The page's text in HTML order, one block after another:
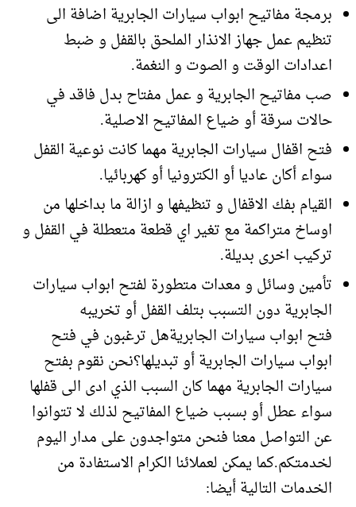
برمجة مفاتيح ابواب سيارات الجابرية اضافة الى
تنظيم عمل جهاز الانذار الملحق بالقفل و ضبط
اعدادات الوقت و الصوت و النغمة.
صب مفاتيح الجابرية و عمل مفتاح بدل فاقد في
حالات سرقة أو ضياع المفاتيح الاصلية.
فتح اقفال سيارات الجابرية مهما كانت نوعية القفل
سواء أكان عاديا أو الكترونيا أو كهربائيا.
القيام بفك الاقفال و تنظيفها و ازالة ما بداخلها من
اوساخ متراكمة مع تغير اي قطعة متعطلة في القفل و
تركيب اخرى بديلة.
تأمين وسائل و معدات متطورة لفتح ابواب سيارات
الجابرية دون التسبب بتلف القفل أو تخريبه
فتح ابواب سيارات الجابريةهل ترغبون في فتح
ابواب سيارات الجابرية أو تبديلها؟نحن نقوم بفتح
سيارات الجابرية مهما كان السبب الذي ادى الى قفلها
سواء عطل أو بسبب ضياع المفاتيح لذلك لا تتوانوا
عن التواصل معنا فنحن متواجدون على مدار اليوم
لخدمتكم.كما يمكن لعملائنا الكرام الاستفادة من
الخدمات التالية أيضا: